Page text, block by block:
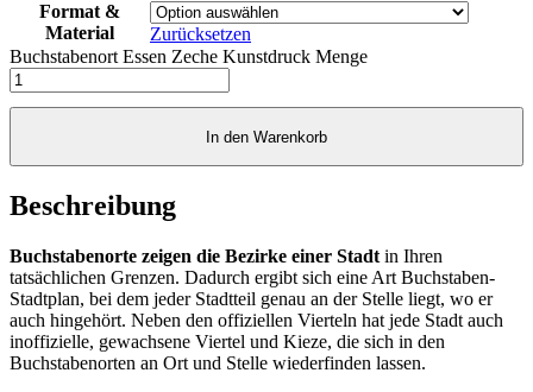
Format &
Material
Zurücksetzen
Buchstabenort Essen Zeche Kunstdruck Menge
In den Warenkorb
Beschreibung
Buchstabenorte zeigen die Bezirke einer Stadt in Ihren
tatsächlichen Grenzen. Dadurch ergibt sich eine Art Buchstaben-
Stadtplan, bei dem jeder Stadtteil genau an der Stelle liegt, wo er
auch hingehört. Neben den offiziellen Vierteln hat jede Stadt auch
inoffizielle, gewachsene Viertel und Kieze, die sich in den
Buchstabenorten an Ort und Stelle wiederfinden lassen.